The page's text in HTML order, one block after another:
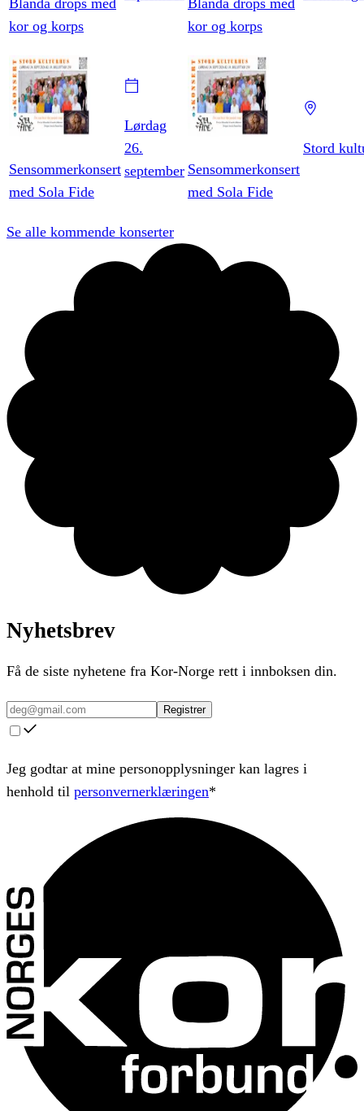
kor og korps
kor og korps
Sensommerkonsert
med Sola Fide
Lørdag
26.
september Sensommerkonsert
med Sola Fide
Stord
Se alle kommende konserter
Nyhetsbrev
Få de siste nyhetene fra Kor-Norge rett i innboksen din.
Registrer
Jeg godtar at mine personopplysninger kan lagres i
henhold til personvernerklæringen*